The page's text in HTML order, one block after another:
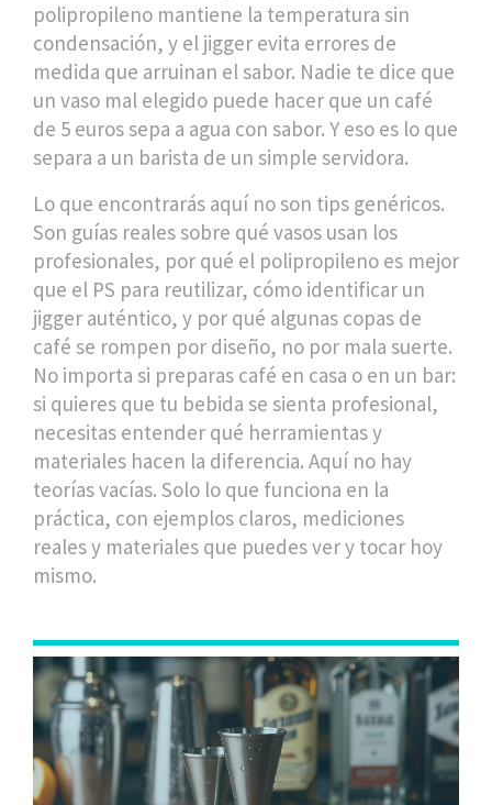
polipropileno mantiene la temperatura sin
condensación, y el jigger evita errores de
medida que arruinan el sabor. Nadie te dice que
un vaso mal elegido puede hacer que un café
de 5 euros sepa a agua con sabor. Y eso es lo que
separa a un barista de un simple servidora.
Lo que encontrarás aquí no son tips genéricos.
Son guías reales sobre qué vasos usan los
profesionales, por qué el polipropileno es mejor
que el PS para reutilizar, cómo identificar un
jigger auténtico, y por qué algunas copas de
café se rompen por diseño, no por mala suerte.
No importa si preparas café en casa o en un bar:
si quieres que tu bebida se sienta profesional,
necesitas entender qué herramientas y
materiales hacen la diferencia. Aquí no hay
teorías vacías. Solo lo que funciona en la
práctica, con ejemplos claros, mediciones
reales y materiales que puedes ver y tocar hoy
mismo.